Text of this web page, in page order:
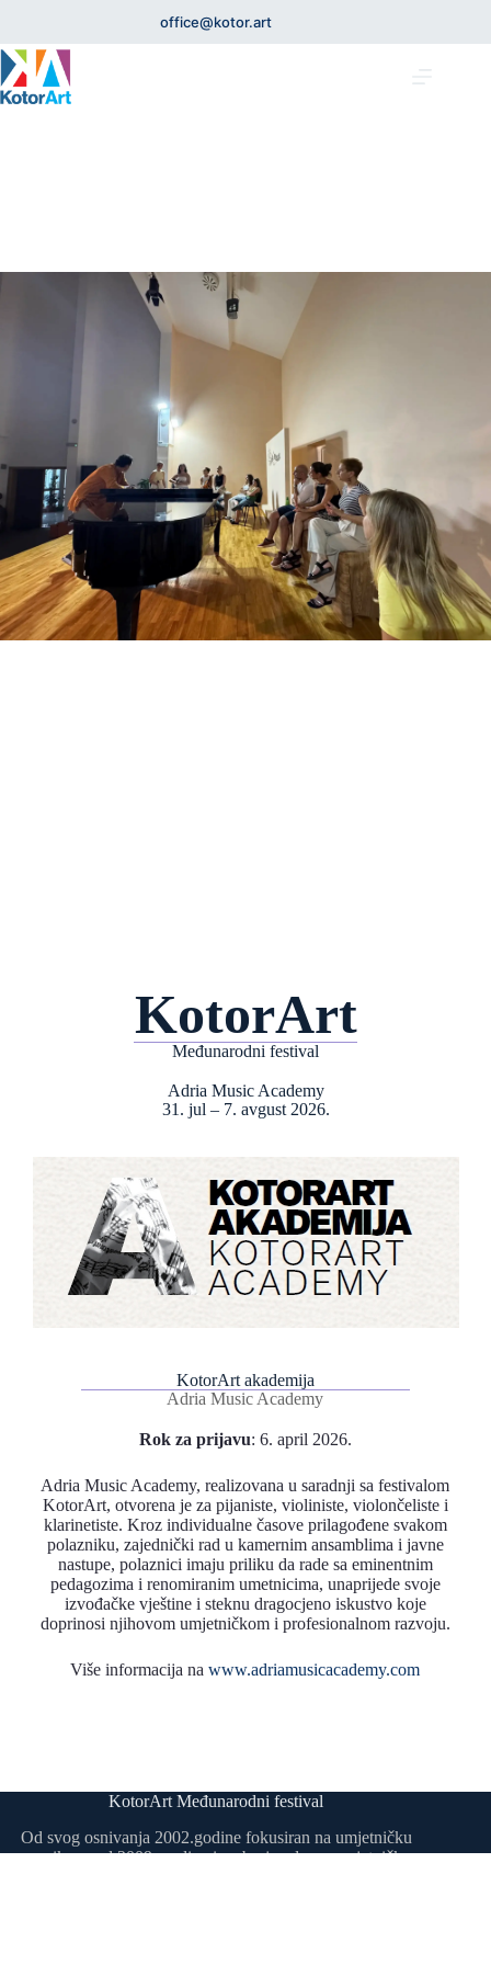
office@kotor.art
KotorArt
Međunarodni festival
Adria Music Academy
31. jul – 7. avgust 2026.
KotorArt akademija
Adria Music Academy
Rok za prijavu: 6. april 2026.
Adria Music Academy, realizovana u saradnji sa festivalom
KotorArt, otvorena je za pijaniste, violiniste, violončeliste i
klarinetiste. Kroz individualne časove prilagođene svakom
polazniku, zajednički rad u kamernim ansamblima i javne
nastupe, polaznici imaju priliku da rade sa eminentnim
pedagozima i renomiranim umetnicima, unaprijede svoje
izvođačke vještine i steknu dragocjeno iskustvo koje
doprinosi njihovom umjetničkom i profesionalnom razvoju.
Više informacija nawww.adriamusicacademy.com
KotorArt Međunarodni festival
Od svog osnivanja 2002.godine fokusiran na umjetničku
muziku, a od 2009. godine i na brojne druge umjetničke